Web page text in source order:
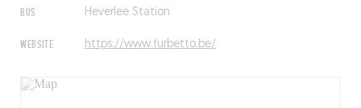
BUS Heverlee Station
WEBSITE https://www.furbetto.be/